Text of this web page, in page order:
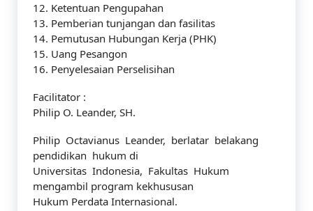
12. Ketentuan Pengupahan
13. Pemberian tunjangan dan fasilitas
14. Pemutusan Hubungan Kerja (PHK)
15. Uang Pesangon
16. Penyelesaian Perselisihan
Facilitator :
Philip O. Leander, SH.
Philip Octavianus Leander, berlatar belakang
pendidikan hukum di
Universitas Indonesia, Fakultas Hukum
mengambil program kekhususan
Hukum Perdata Internasional.